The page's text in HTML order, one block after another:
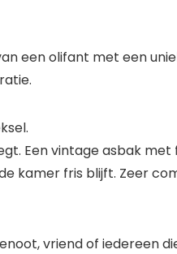
een olifant met een
Een vintage asbak
kamer fris blijft. Zeer
vriend of iedereen